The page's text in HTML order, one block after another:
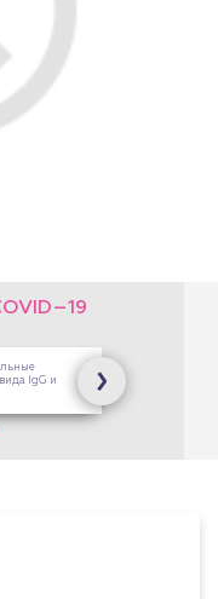
Центра
кассах
и 8